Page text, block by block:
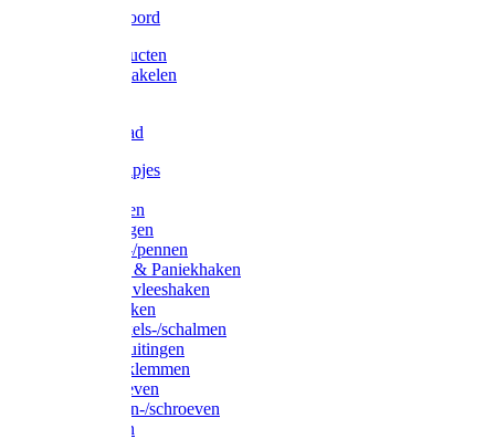
Elastisch koord
Afdekproducten
Heffen en takelen
Waslijndraad
Simplexknipjes
Sleutelringen
Gelaste ringen
Borgveren-/pennen
Musketons & Paniekhaken
S-haken & vleeshaken
Karabijnhaken
Noodschakels-/schalmen
Harp-/D-sluitingen
Staaldraadklemmen
Spanschroeven
Ringmoeren-/schroeven
Puntkousen